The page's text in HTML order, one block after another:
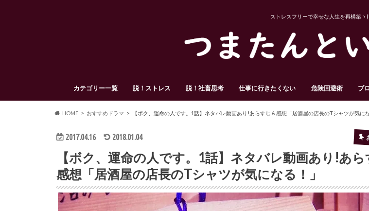
ストレスフリーで幸せな人生を再構築ヽ
カテゴリー一覧 脱！ストレス 脱！社畜思考 仕事に行きたくない 危険回避術 ブ
HOME おすすめドラマ 【ボク、運命の人です。1話】ネタバレ動画あり!あらすじ＆感想「居酒屋の店長のTシャツが気に
2017.04.16 2018.01.04
【ボク、運命の人です。1話】ネタバレ動画あり!あら
感想「居酒屋の店長のTシャツが気になる！」